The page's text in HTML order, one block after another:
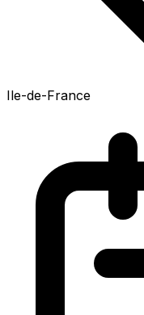
Ile-de-France